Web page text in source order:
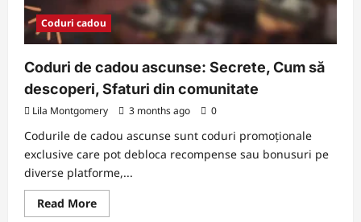
Coduri cadou
Coduri de cadou ascunse: Secrete, Cum să
descoperi, Sfaturi din comunitate
Lila Montgomery 3 months ago 0
Codurile de cadou ascunse sunt coduri promoționale
exclusive care pot debloca recompense sau bonusuri pe
diverse platforme,...
Read MoreRead
more